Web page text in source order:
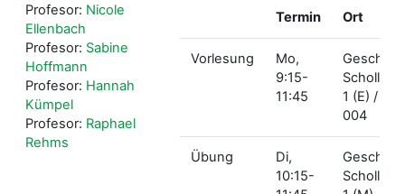
Termin Ort
Vorlesung
Mo,
9:15-
11:45
Geschw.-
Scholl-Pl.
1 (E) / E
004
Übung
Di,
10:15-
Geschw.-
Scholl-Pl.
Profesor: Nicole
Ellenbach
Profesor: Sabine
Hoffmann
Profesor: Hannah
Kümpel
Profesor: Raphael
Rehms